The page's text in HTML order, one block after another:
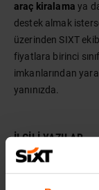
araç kiralama ya
destek almak
üzerinden SIXT
fiyatlara birinci
imkanlarından
yanınızda.
İLGILI YAZILAR